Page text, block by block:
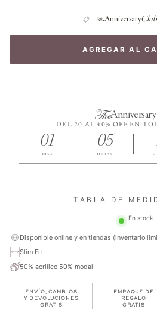
TheAnniversaryClub
AGREGAR AL
TheAnniversary
DEL 20 AL 40% OFF EN
01
DÍAS
05
HORAS
TABLA DE
En stock
Disponible online y en tiendas (inventario
Slim Fit
50% acrilico 50% modal
ENVÍO, CAMBIOS
Y DEVOLUCIONES
GRATIS
EMPAQUE DE
REGALO
GRATIS